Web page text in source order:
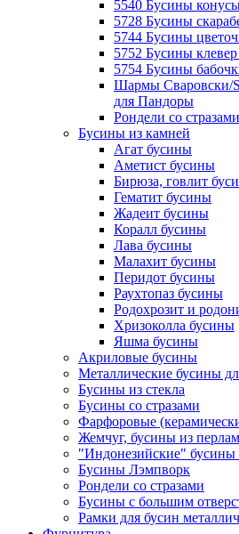
5540 Бусины
5728 Бусины
5744 Бусины
5752 Бусины
5754 Бусины
Шармы Сваровски/
для Пандоры
Рондели со
Бусины из камней
Агат бусины
Аметист бусины
Бирюза, говлит
Гематит бусины
Жадеит бусины
Коралл бусины
Лава бусины
Малахит бусины
Перидот бусины
Раухтопаз бусины
Родохрозит и
Хризоколла бусины
Яшма бусины
Акриловые бусины
Металлические бусины
Бусины из стекла
Бусины со стразами
Фарфоровые
Жемчуг, бусины из
"Индонезийские" бусины
Бусины Лэмпворк
Рондели со стразами
Бусины с большим
Рамки для бусин